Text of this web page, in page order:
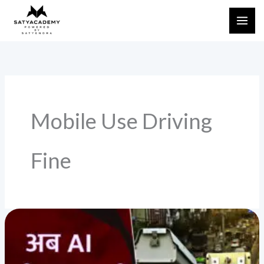
Mobile Use Driving
Fine
ट्रैफिक